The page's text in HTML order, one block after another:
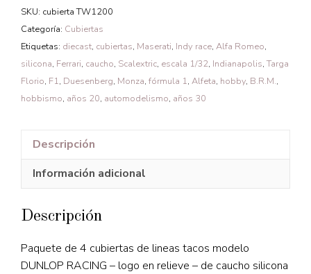
SKU: cubierta TW1200
Categoría: Cubiertas
Etiquetas: diecast, cubiertas, Maserati, Indy race, Alfa Romeo,
silicona, Ferrari, caucho, Scalextric, escala 1/32, Indianapolis,Targa
Florio, F1, Duesenberg, Monza, fórmula 1, Alfeta, hobby, B.R.M.,
hobbismo, años 20, automodelismo, años 30
Descripción
Información adicional
Descripción
Paquete de 4 cubiertas de lineas tacos modelo
DUNLOP RACING – logo en relieve – de caucho silicona